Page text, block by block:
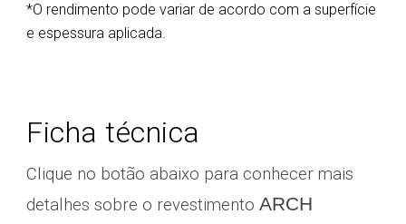
*O rendimento pode variar de acordo com a superfície
e espessura aplicada.
Ficha técnica
Clique no botão abaixo para conhecer mais
detalhes sobre o revestimentoARCH